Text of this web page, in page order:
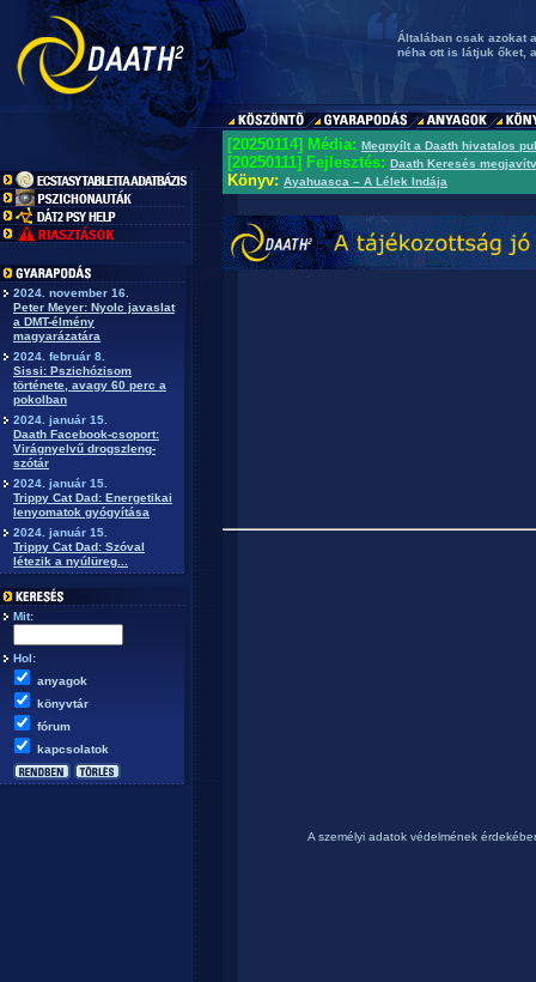
Általában csak azokat
néha ott is látjuk őket,
2024. november 16.
Peter Meyer: Nyolc javaslat
a DMT-élmény
magyarázatára
2024. február 8.
Sissi: Pszichózisom
története, avagy 60 perc a
pokolban
2024. január 15.
Daath Facebook-csoport:
Virágnyelvű drogszleng-
szótár
2024. január 15.
Trippy Cat Dad: Energetikai
lenyomatok gyógyítása
2024. január 15.
Trippy Cat Dad: Szóval
létezik a nyúlüreg...
Mit:
Hol:
anyagok
könyvtár
fórum
kapcsolatok
[20250114] Média: Megnyílt a Daath hivatalos
[20250111] Fejlesztés: Daath Keresés
Könyv: Ayahuasca – A Lélek Indája
A személyi adatok védelmének